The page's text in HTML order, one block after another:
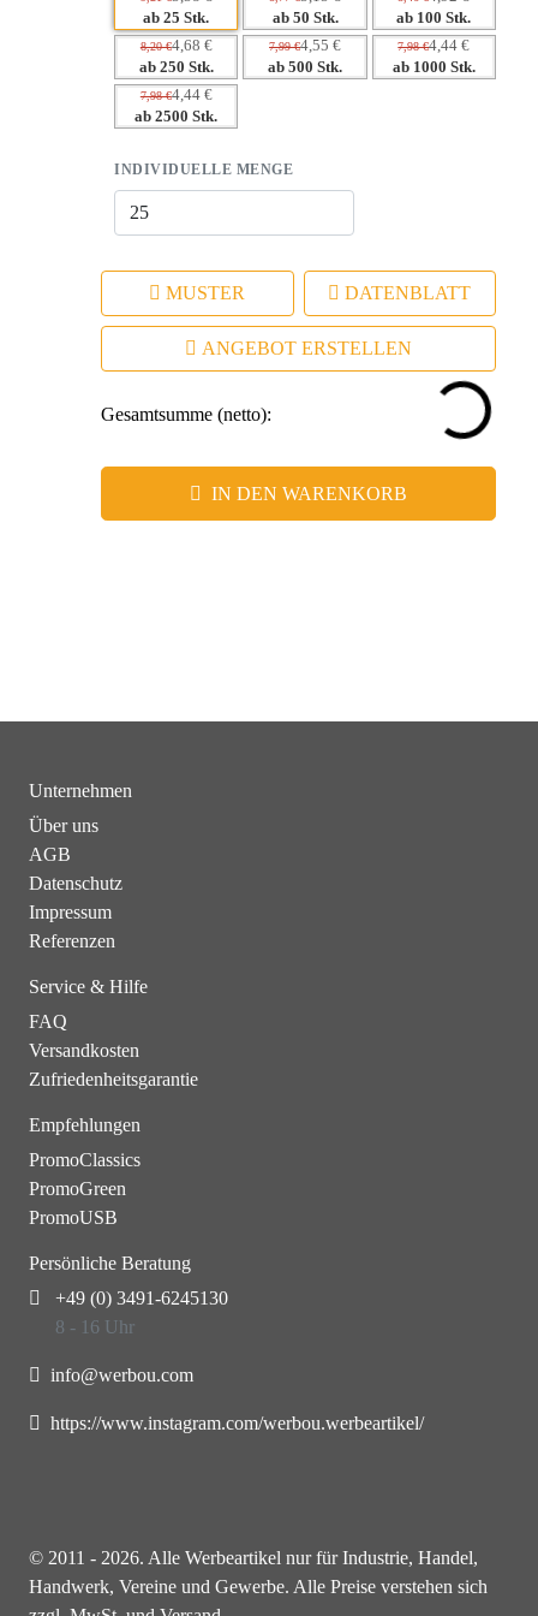
– Praktische Anwendung sorgt für positive Assoziationen
– Langlebige Qualität sichert langfristige Markenpräsenz
– Vielseitige Dekorationsmöglichkeiten zur individuellen
Markenkommunikation
ab 25 Stk. ab 50 Stk. ab 100 Stk.
8,20 €4,68 €
ab 250 Stk.
7,99 €4,55 €
ab 500 Stk.
7,98 €4,44 €
ab 1000 Stk.
7,98 €4,44 €
ab 2500 Stk.
INDIVIDUELLE MENGE
MUSTER DATENBLATT
ANGEBOT ERSTELLEN
Gesamtsumme (netto):
IN DEN WARENKORB
Unternehmen
Über uns
AGB
Datenschutz
Impressum
Referenzen
Service & Hilfe
FAQ
Versandkosten
Zufriedenheitsgarantie
Empfehlungen
PromoClassics
PromoGreen
PromoUSB
Persönliche Beratung
+49 (0) 3491-6245130
8 - 16 Uhr
info@werbou.com
https://www.instagram.com/werbou.werbeartikel/
© 2011 - 2026. Alle Werbeartikel nur für Industrie, Handel,
Handwerk, Vereine und Gewerbe. Alle Preise verstehen sich